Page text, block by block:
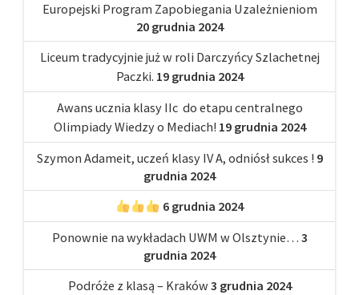
Europejski Program Zapobiegania Uzależnieniom
20 grudnia 2024
Liceum tradycyjnie już w roli Darczyńcy Szlachetnej
Paczki. 19 grudnia 2024
Awans ucznia klasy IIc do etapu centralnego
Olimpiady Wiedzy o Mediach! 19 grudnia 2024
Szymon Adameit, uczeń klasy IV A, odniósł sukces ! 9
grudnia 2024
6 grudnia 2024
Ponownie na wykładach UWM w Olsztynie… 3
grudnia 2024
Podróże z klasą – Kraków 3 grudnia 2024